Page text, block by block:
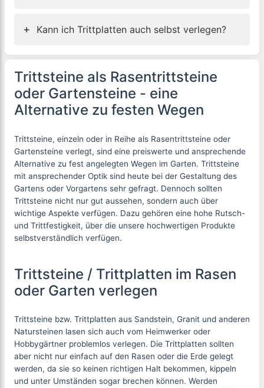
+ Kann ich Trittplatten auch selbst verlegen?
Trittsteine als Rasentrittsteine
oder Gartensteine - eine
Alternative zu festen Wegen
Trittsteine, einzeln oder in Reihe als Rasentrittsteine oder
Gartensteine verlegt, sind eine preiswerte und ansprechende
Alternative zu fest angelegten Wegen im Garten. Trittsteine
mit ansprechender Optik sind heute bei der Gestaltung des
Gartens oder Vorgartens sehr gefragt. Dennoch sollten
Trittsteine nicht nur gut aussehen, sondern auch über
wichtige Aspekte verfügen. Dazu gehören eine hohe Rutsch-
und Trittfestigkeit, über die unsere hochwertigen Produkte
selbstverständlich verfügen.
Trittsteine / Trittplatten im Rasen
oder Garten verlegen
Trittsteine bzw. Trittplatten aus Sandstein, Granit und anderen
Natursteinen lasen sich auch vom Heimwerker oder
Hobbygärtner problemlos verlegen. Die Trittplatten sollten
aber nicht nur einfach auf den Rasen oder die Erde gelegt
werden, da sie so keinen richtigen Halt bekommen, kippeln
und unter Umständen sogar brechen können. Werden